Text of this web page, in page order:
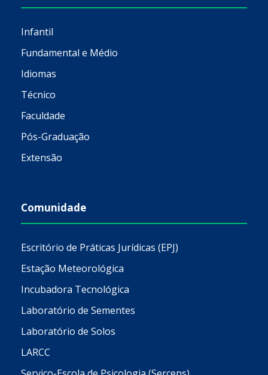
Infantil
Fundamental e Médio
Idiomas
Técnico
Faculdade
Pós-Graduação
Extensão
Comunidade
Escritório de Práticas Jurídicas (EPJ)
Estação Meteorológica
Incubadora Tecnológica
Laboratório de Sementes
Laboratório de Solos
LARCC